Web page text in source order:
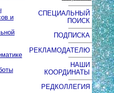
и
СПЕЦИАЛЬНЫЙ
ПОИСК
ПОДПИСКА
РЕКЛАМОДАТЕЛЮ
НАШИ
КООРДИНАТЫ
РЕДКОЛЛЕГИЯ